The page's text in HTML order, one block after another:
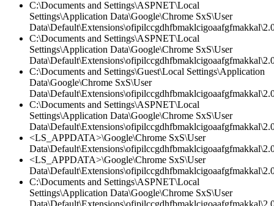
C:\Documents and Settings\ASPNET\Local
Settings\Application Data\Google\Chrome SxS\User
C:\Documents and Settings\ASPNET\Local
Settings\Application Data\Google\Chrome SxS\User
C:\Documents and Settings\Guest\Local Settings\Application
Data\Google\Chrome SxS\User
C:\Documents and Settings\ASPNET\Local
Settings\Application Data\Google\Chrome SxS\User
<LS_APPDATA>\Google\Chrome SxS\User
<LS_APPDATA>\Google\Chrome SxS\User
C:\Documents and Settings\ASPNET\Local
Settings\Application Data\Google\Chrome SxS\User